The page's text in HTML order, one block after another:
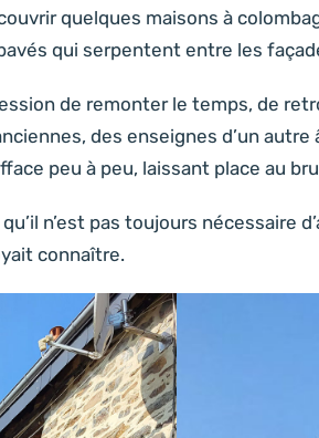
quelques maisons à
qui serpentent entre les
de remonter le temps, de
des enseignes d’un
peu à peu, laissant place au
n’est pas toujours nécessaire
connaître.